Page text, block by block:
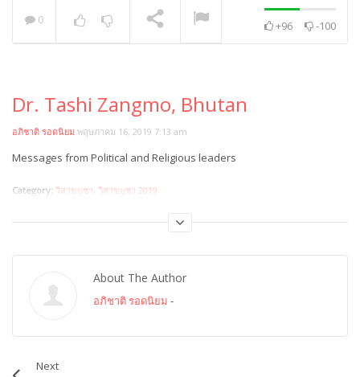
Prof.Therele
0 +96 -100
Dr. Tashi Zangmo, Bhutan
อภิชาติ รอดนิยม พฤษภาคม 16, 2019 7:13 am
Messages from Political and Religious leaders
Category: วิสาขบูชา, วิสาขบูชา 2019
About The Author
อภิชาติ รอดนิยม -
Next